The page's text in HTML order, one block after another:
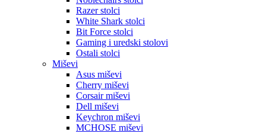
Razer stolci
White Shark stolci
Bit Force stolci
Gaming i uredski stolovi
Ostali stolci
Miševi
Asus miševi
Cherry miševi
Corsair miševi
Dell miševi
Keychron miševi
MCHOSE miševi